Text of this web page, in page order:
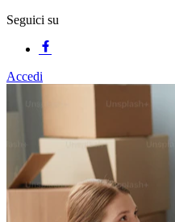
Seguici su
Accedi